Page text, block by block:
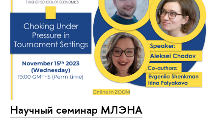
Научный семинар МЛЭНА